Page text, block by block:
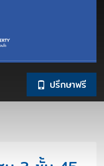
ปรึกษาฟรี